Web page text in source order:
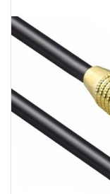
галерията
на
изображенията